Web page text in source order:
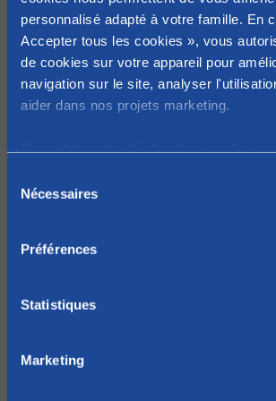
personnalisé adapté à votre famille. En
Accepter tous les cookies », vous
de cookies sur votre appareil pour
navigation sur le site, analyser
aider dans nos projets marketing.
Nécessaires
Préférences
Statistiques
Marketing
rarement de "sexting"
mais plutôt « d'envoi
d'une photo
dénudée ».Utilisez
les mêmes termes
Le sexting n'est pas
pas être un
faites pas un. Ne
pour l’interdire de
lui prendre